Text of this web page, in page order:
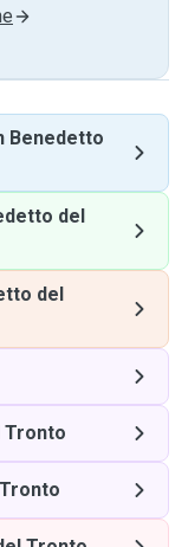
Benedetto
del
del
Tronto